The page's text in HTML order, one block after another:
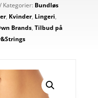
Kategorier: Bundløs
, Kvinder, Lingeri,
Brands, Tilbud på